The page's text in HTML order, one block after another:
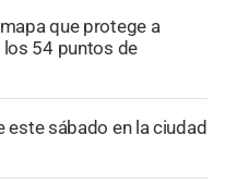
que protege a
los 54 puntos de
este sábado en la ciudad